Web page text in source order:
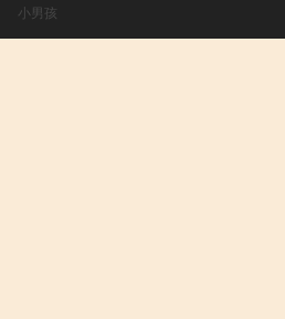
小男孩